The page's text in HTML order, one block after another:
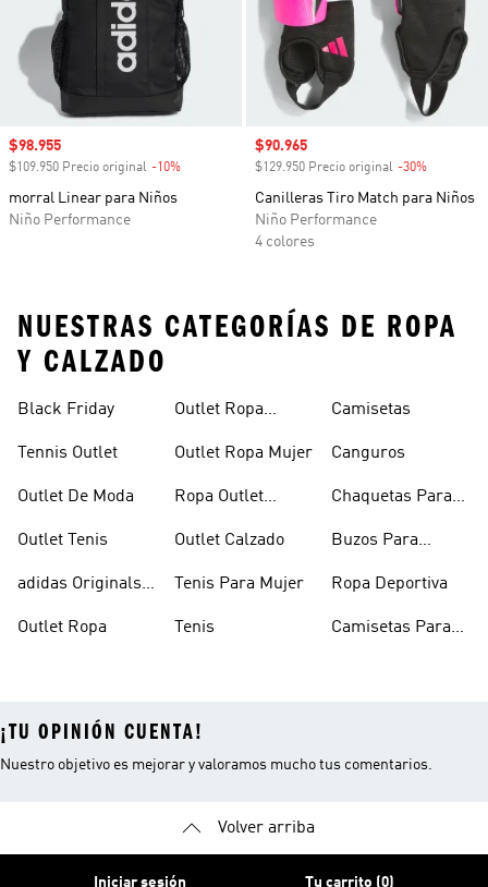
Precio de venta
$98.955
$109.950 Precio original -10%
morral Linear para Niños
Niño Performance
Precio de venta
$90.965
$129.950 Precio original -30%
Canilleras Tiro Match para Niños
Niño Performance
4 colores
NUESTRAS CATEGORÍAS DE ROPA
Y CALZADO
Black Friday
Tennis Outlet
Outlet De Moda
Outlet Tenis
adidas Originals
Outlet Ropa
Outlet Ropa
Outlet Ropa Mujer
Ropa Outlet
Outlet Calzado
Tenis Para Mujer
Tenis
Camisetas
Canguros
Chaquetas Para
Buzos Para
Ropa Deportiva
Camisetas Para
¡TU OPINIÓN CUENTA!
Nuestro objetivo es mejorar y valoramos mucho tus comentarios.
Volver arriba
Iniciar sesión Tu carrito (0)